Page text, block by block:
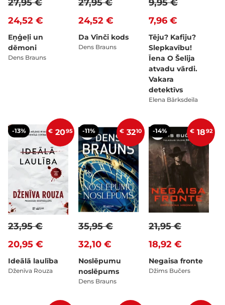
24,52 €
27,95 €
Eņģeļi un
dēmoni
Dens Brauns
24,52 €
27,95 €
Da Vinči kods
Dens Brauns
7,96 €
9,95 €
Tēju? Kafiju?
Slepkavību!
Īena O Šelija
atvadu vārdi.
Vakara
detektīvs
Elena Bārksdeila
-13% € 2095
20,95 €
23,95 €
Ideālā laulība
Dženīva Rouza
-11% € 3210
32,10 €
35,95 €
Noslēpumu
noslēpums
Dens Brauns
-14% € 1892
18,92 €
21,95 €
Negaisa fronte
Džims Bučers